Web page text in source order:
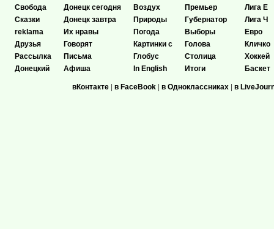
Свобода
Сказки
reklama
Друзья
Рассылка
Донецкий
Донецк сегодня
Донецк завтра
Их нравы
Говорят
Письма
Афиша
Воздух
Природы
Погода
Картинки с
Глобус
In English
Премьер
Губернатор
Выборы
Голова
Столица
Итоги
Лига Е
Лига Ч
Евро
Кличко
Хоккей
Баскет
вКонтакте | в FaceBook | в Одноклассниках | в